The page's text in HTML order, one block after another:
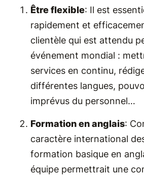
Être flexible: Il est
rapidement et
clientèle qui est attendu
événement mondial :
services en continu,
différentes langues,
imprévus du personnel…
Formation en anglais:
caractère international
formation basique en
équipe permettrait une